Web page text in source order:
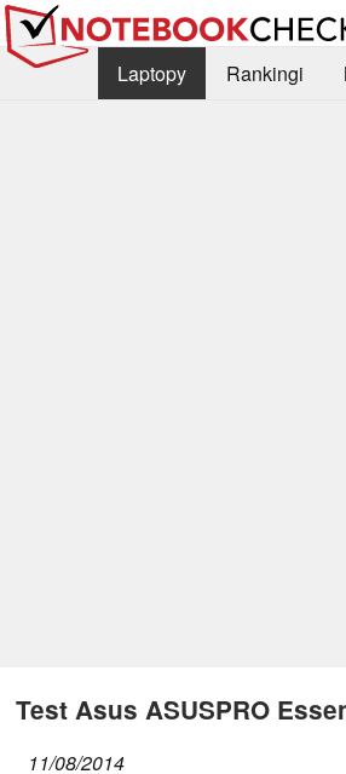
Laptopy Rankingi
Test Asus ASUSPRO
11/08/2014